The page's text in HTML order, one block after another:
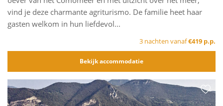
vind je deze charmante agriturismo. De familie heet haar
gasten welkom in hun liefdevol...
3 nachten vanaf€419 p.p.
Bekijk accommodatie